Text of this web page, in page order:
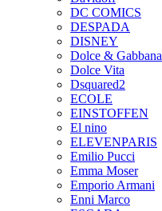
DC COMICS
DESPADA
DISNEY
Dolce & Gabbana
Dolce Vita
Dsquared2
ECOLE
EINSTOFFEN
El nino
ELEVENPARIS
Emilio Pucci
Emma Moser
Emporio Armani
Enni Marco